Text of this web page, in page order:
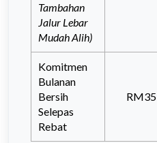
Tambahan
Jalur Lebar
Mudah Alih)
Komitmen
Bulanan
Bersih
Selepas
Rebat
RM35